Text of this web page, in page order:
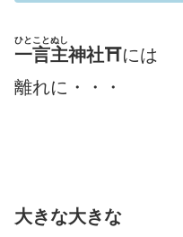
一言主
ひとことぬし
神社⛩には
離れに・・・
大きな大きな